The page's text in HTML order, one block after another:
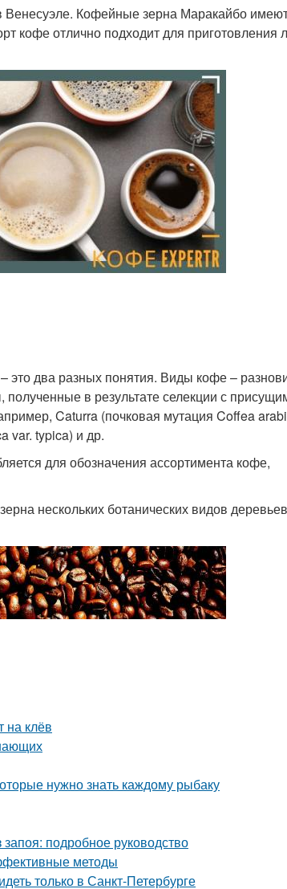
Кофейные зерна Маракайбо
кофе отлично подходит для приготовления
это два разных понятия. Виды кофе –
полученные в результате селекции с
Caturra (почковая мутация Coffea
var. typica) и др.
для обозначения ассортимента кофе,
нескольких ботанических видов
на клёв
нужно знать каждому рыбаку
подробное руководство
методы
только в Санкт-Петербурге